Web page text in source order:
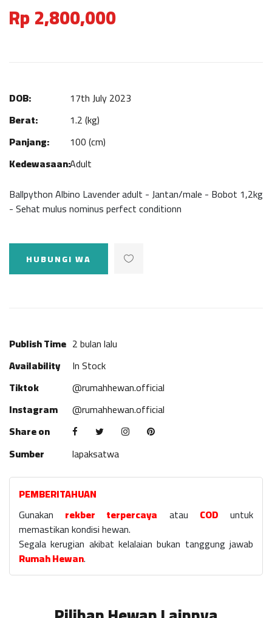
Rp 2,800,000
DOB:
17th July 2023
Berat:
1.2 (kg)
Panjang:
100 (cm)
Kedewasaan:Adult
Ballpython Albino Lavender adult - Jantan/male - Bobot 1,2kg
- Sehat mulus nominus perfect conditionn
HUBUNGI WA
Publish Time 2 bulan lalu
Availability
In Stock
Tiktok
@rumahhewan.official
Instagram
@rumahhewan.official
Share on
Sumber
lapaksatwa
PEMBERITAHUAN
Gunakan rekber terpercaya atau COD untuk
memastikan kondisi hewan.
Segala kerugian akibat kelalaian bukan tanggung jawab
Rumah Hewan.